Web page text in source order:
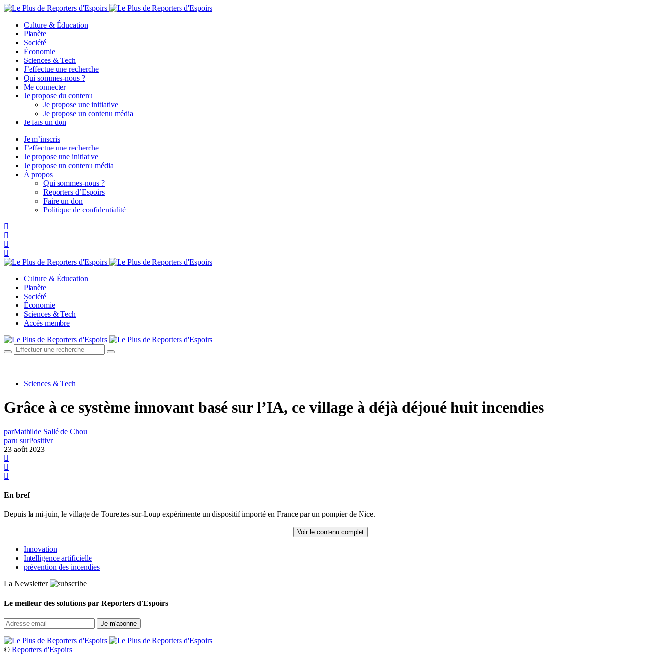
Culture & Éducation
Planète
Société
Économie
Sciences & Tech
J’effectue une recherche
Qui sommes-nous ?
Me connecter
Je propose du contenu
Je propose une initiative
Je propose un contenu média
Je fais un don
Je m’inscris
J’effectue une recherche
Je propose une initiative
Je propose un contenu média
À propos
Qui sommes-nous ?
Reporters d’Espoirs
Faire un don
Politique de confidentialité
Culture & Éducation
Planète
Société
Économie
Sciences & Tech
Accès membre
Sciences & Tech
Grâce à ce système innovant basé sur l’IA, ce village à déjà déjoué huit incendies
parMathilde Sallé de Chou
paru surPositivr
23 août 2023
En bref
Depuis la mi-juin, le village de Tourettes-sur-Loup expérimente un dispositif importé en France par un pompier de Nice.
Voir le contenu complet
Innovation
Intelligence artificielle
prévention des incendies
La Newsletter
Le meilleur des solutions par Reporters d'Espoirs
© Reporters d'Espoirs